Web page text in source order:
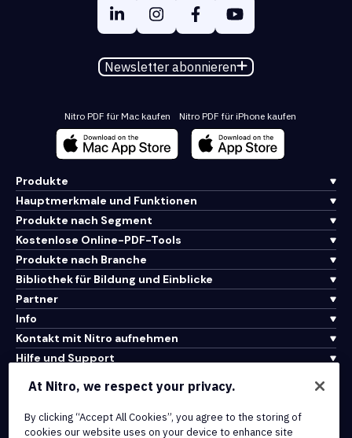
Newsletter abonnieren
Nitro PDF für Mac kaufen Nitro PDF für iPhone kaufen
Produkte
Hauptmerkmale und Funktionen
Produkte nach Segment
Kostenlose Online-PDF-Tools
Produkte nach Branche
Bibliothek für Bildung und Einblicke
Partner
Info
Kontakt mit Nitro aufnehmen
Hilfe und Support
Nutzungsbedingungen
Cookie-Richtlinie
At Nitro, we respect your privacy.
By clicking “Accept All Cookies”, you agree to the storing of
cookies our website uses on your device to enhance site